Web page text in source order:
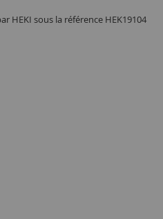
HEKI sous la référence HEK19104